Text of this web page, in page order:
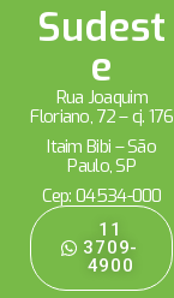
Sudest
e
Rua Joaquim
Floriano, 72 – cj. 176
Itaim Bibi – São
Paulo, SP
Cep: 04534-000
11
3709-
4900